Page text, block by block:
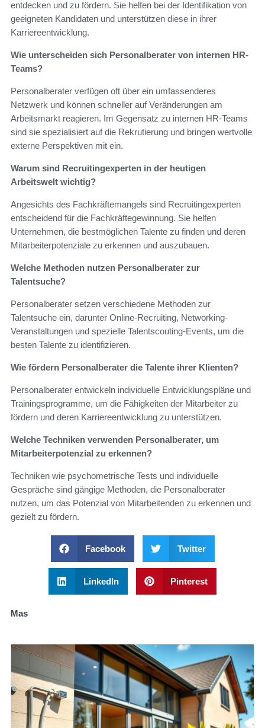
entdecken und zu fördern. Sie helfen bei der Identifikation von
geeigneten Kandidaten und unterstützen diese in ihrer
Karriereentwicklung.
Wie unterscheiden sich Personalberater von internen HR-
Teams?
Personalberater verfügen oft über ein umfassenderes
Netzwerk und können schneller auf Veränderungen am
Arbeitsmarkt reagieren. Im Gegensatz zu internen HR-Teams
sind sie spezialisiert auf die Rekrutierung und bringen wertvolle
externe Perspektiven mit ein.
Warum sind Recruitingexperten in der heutigen
Arbeitswelt wichtig?
Angesichts des Fachkräftemangels sind Recruitingexperten
entscheidend für die Fachkräftegewinnung. Sie helfen
Unternehmen, die bestmöglichen Talente zu finden und deren
Mitarbeiterpotenziale zu erkennen und auszubauen.
Welche Methoden nutzen Personalberater zur
Talentsuche?
Personalberater setzen verschiedene Methoden zur
Talentsuche ein, darunter Online-Recruiting, Networking-
Veranstaltungen und spezielle Talentscouting-Events, um die
besten Talente zu identifizieren.
Wie fördern Personalberater die Talente ihrer Klienten?
Personalberater entwickeln individuelle Entwicklungspläne und
Trainingsprogramme, um die Fähigkeiten der Mitarbeiter zu
fördern und deren Karriereentwicklung zu unterstützen.
Welche Techniken verwenden Personalberater, um
Mitarbeiterpotenzial zu erkennen?
Techniken wie psychometrische Tests und individuelle
Gespräche sind gängige Methoden, die Personalberater
nutzen, um das Potenzial von Mitarbeitenden zu erkennen und
gezielt zu fördern.
Facebook Twitter
LinkedIn Pinterest
Mas